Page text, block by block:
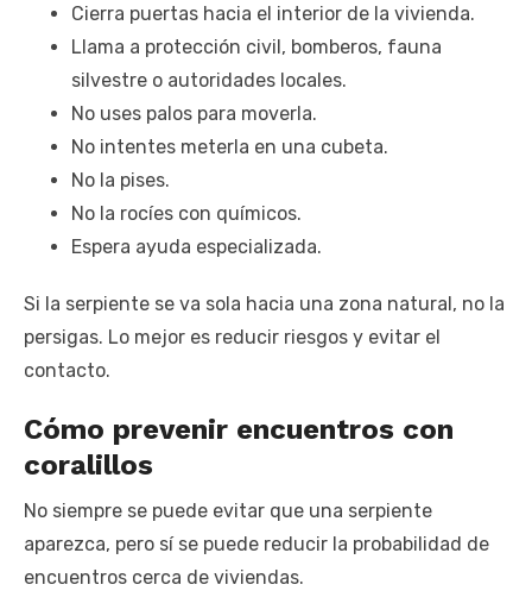
Cierra puertas hacia el interior de la vivienda.
Llama a protección civil, bomberos, fauna
silvestre o autoridades locales.
No uses palos para moverla.
No intentes meterla en una cubeta.
No la pises.
No la rocíes con químicos.
Espera ayuda especializada.
Si la serpiente se va sola hacia una zona natural, no la
persigas. Lo mejor es reducir riesgos y evitar el
contacto.
Cómo prevenir encuentros con
coralillos
No siempre se puede evitar que una serpiente
aparezca, pero sí se puede reducir la probabilidad de
encuentros cerca de viviendas.